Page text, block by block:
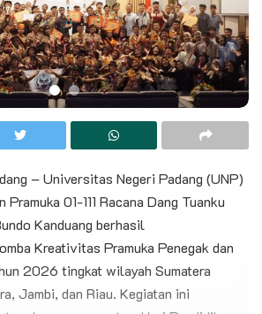
– Universitas Negeri Padang (UNP)
01-111 Racana Dang Tuanku
Kanduang berhasil
Kreativitas Pramuka Penegak dan
2026 tingkat wilayah Sumatera
Jambi, dan Riau. Kegiatan ini